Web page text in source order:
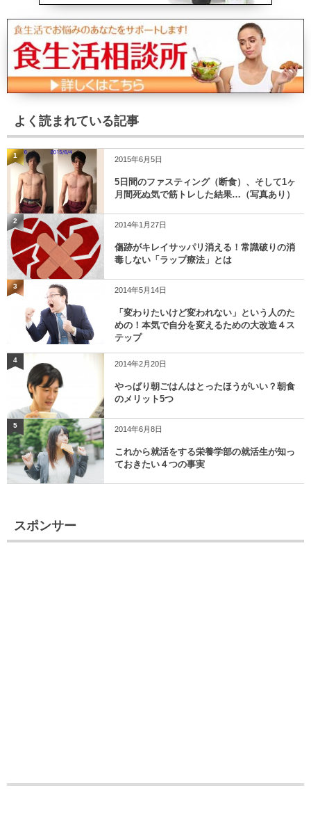
よく読まれている記事
1 2015年6月5日
5日間のファスティング（断食）、そして1ヶ
月間死ぬ気で筋トレした結果…（写真あり）
2 2014年1月27日
傷跡がキレイサッパリ消える！常識破りの消
毒しない「ラップ療法」とは
3 2014年5月14日
「変わりたいけど変われない」という人のた
めの！本気で自分を変えるための大改造４ス
テップ
4 2014年2月20日
やっぱり朝ごはんはとったほうがいい？朝食
のメリット5つ
5 2014年6月8日
これから就活をする栄養学部の就活生が知っ
ておきたい４つの事実
スポンサー